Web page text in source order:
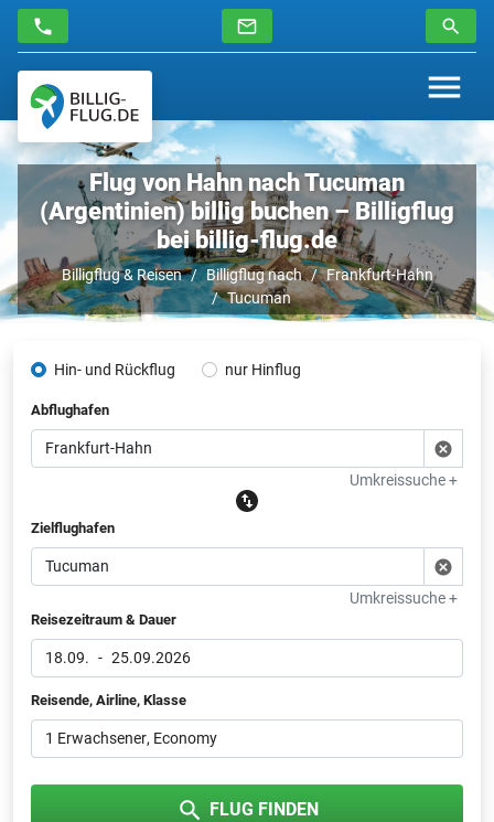
Flug von Hahn nach Tucuman
(Argentinien) billig buchen – Billigflug
bei billig-flug.de
Billigflug & Reisen Billigflug nach
Frankfurt-Hahn
Tucuman
Hin- und Rückflug nur Hinflug
Abflughafen
Umkreissuche +
Zielflughafen
Umkreissuche +
Reisezeitraum & Dauer
18.09. - 25.09.2026
Reisende, Airline, Klasse
1 Erwachsener, Economy
FLUG FINDEN